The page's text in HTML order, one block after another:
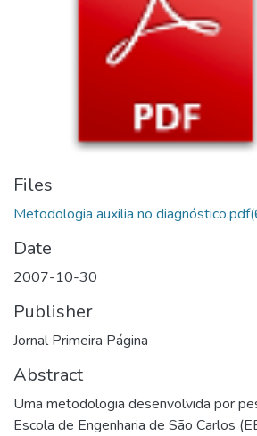
Files
Metodologia auxilia no diagnóstico.pdf
Date
2007-10-30
Publisher
Jornal Primeira Página
Abstract
Uma metodologia desenvolvida por
Escola de Engenharia de São Carlos